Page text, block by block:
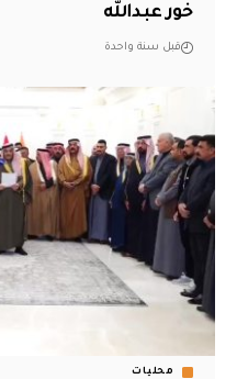
خور عبدالله
قبل سنة واحدة
محليات